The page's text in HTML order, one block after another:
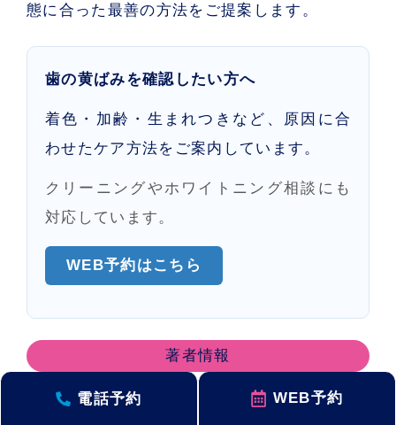
電話予約 WEB予約
態に合った最善の方法をご提案します。
歯の黄ばみを確認したい方へ
着色・加齢・生まれつきなど、原因に合
わせたケア方法をご案内しています。
クリーニングやホワイトニング相談にも
対応しています。
WEB予約はこちら
著者情報